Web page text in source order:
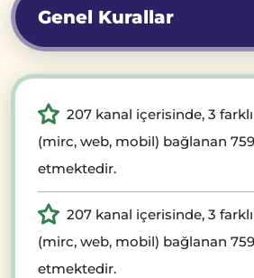
Genel Kurallar
207 kanal içerisinde, 3
(mirc, web, mobil) bağlanan
etmektedir.
207 kanal içerisinde, 3
(mirc, web, mobil) bağlanan
etmektedir.